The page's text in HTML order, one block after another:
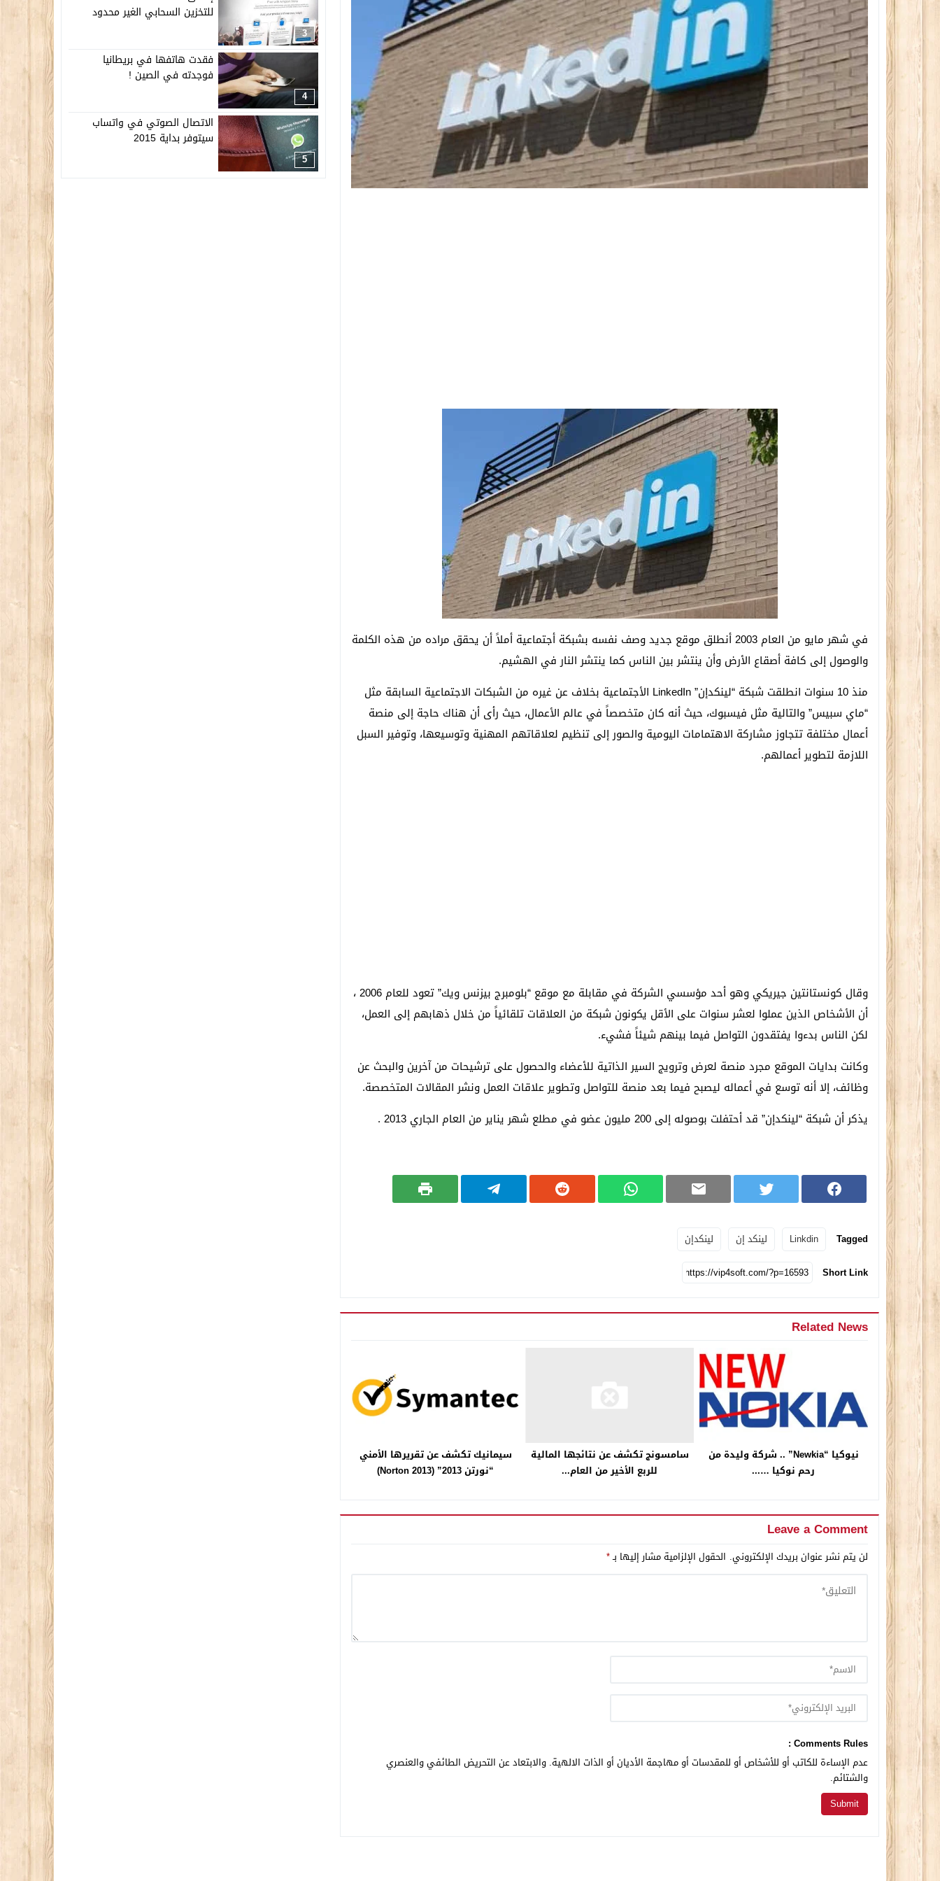
في شهر مايو من العام 2003 أنطلق موقع جديد وصف نفسه بشبكة أجتماعية أملاً أن يحقق مراده من هذه الكلمة
والوصول إلى كافة أصقاع الأرض وأن ينتشر بين الناس كما ينتشر النار في الهشيم.
منذ 10 سنوات انطلقت شبكة “لينكدإن” LinkedIn الأجتماعية بخلاف عن غيره من الشبكات الاجتماعية السابقة مثل
“ماي سبيس” والتالية مثل فيسبوك، حيث أنه كان متخصصاً في عالم الأعمال، حيث رأى أن هناك حاجة إلى منصة
أعمال مختلفة تتجاوز مشاركة الاهتمامات اليومية والصور إلى تنظيم لعلاقاتهم المهنية وتوسيعها، وتوفير السبل
اللازمة لتطوير أعمالهم.
وقال كونستانتين جيريكي وهو أحد مؤسسي الشركة في مقابلة مع موقع “بلومبرج بيزنس ويك” تعود للعام 2006 ،
أن الأشخاص الذين عملوا لعشر سنوات على الأقل يكونون شبكة من العلاقات تلقائياً من خلال ذهابهم إلى العمل،
لكن الناس بدءوا يفتقدون التواصل فيما بينهم شيئاً فشيء.
وكانت بدايات الموقع مجرد منصة لعرض وترويج السير الذاتية للأعضاء والحصول على ترشيحات من آخرين والبحث عن
وظائف، إلا أنه توسع في أعماله ليصبح فيما بعد منصة للتواصل وتطوير علاقات العمل ونشر المقالات المتخصصة.
يذكر أن شبكة “لينكدإن” قد أحتفلت بوصوله إلى 200 مليون عضو في مطلع شهر يناير من العام الجاري 2013 .
Tagged
Linkdin لينكد إن
لينكدإن
Short Link
Related News
نيوكيا “Newkia” .. شركة وليدة من
رحم نوكيا …...
سامسونج تكشف عن نتائجها المالية
للربع الأخير من العام...
سيمانيك تكشف عن تقريرها الأمني
“نورتن 2013” (Norton 2013)
Leave a Comment
لن يتم نشر عنوان بريدك الإلكتروني. الحقول الإلزامية مشار إليها بـ*
Comments Rules :
عدم الإساءة للكاتب أو للأشخاص أو للمقدسات أو مهاجمة الأديان أو الذات الالهية. والابتعاد عن التحريض الطائفي والعنصري
والشتائم.
3
للتخزين السحابي الغير محدود
4
فقدت هاتفها في بريطانيا
فوجدته في الصين !
5
الاتصال الصوتي في واتساب
سيتوفر بداية 2015